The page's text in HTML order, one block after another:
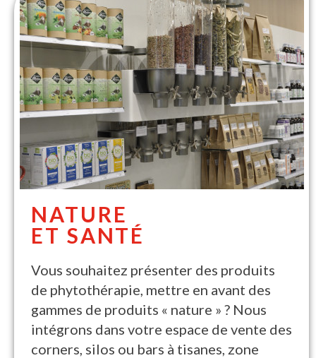
NATURE
ET SANTÉ
Vous souhaitez présenter des produits
de phytothérapie, mettre en avant des
gammes de produits « nature » ? Nous
intégrons dans votre espace de vente des
corners, silos ou bars à tisanes, zone